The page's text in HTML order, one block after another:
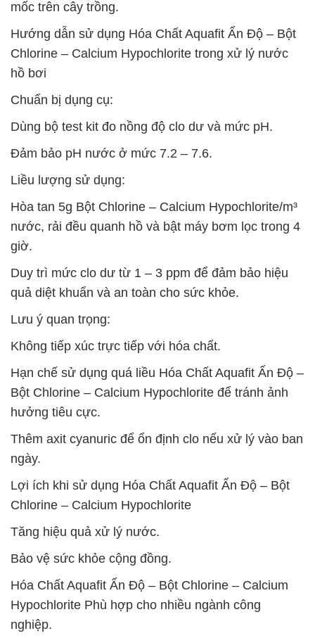
mốc trên cây trồng.
Hướng dẫn sử dụng Hóa Chất Aquafit Ấn Độ – Bột
Chlorine – Calcium Hypochlorite trong xử lý nước
hồ bơi
Chuẩn bị dụng cụ:
Dùng bộ test kit đo nồng độ clo dư và mức pH.
Đảm bảo pH nước ở mức 7.2 – 7.6.
Liều lượng sử dụng:
Hòa tan 5g Bột Chlorine – Calcium Hypochlorite/m³
nước, rải đều quanh hồ và bật máy bơm lọc trong 4
giờ.
Duy trì mức clo dư từ 1 – 3 ppm để đảm bảo hiệu
quả diệt khuẩn và an toàn cho sức khỏe.
Lưu ý quan trọng:
Không tiếp xúc trực tiếp với hóa chất.
Hạn chế sử dụng quá liều Hóa Chất Aquafit Ấn Độ –
Bột Chlorine – Calcium Hypochlorite để tránh ảnh
hưởng tiêu cực.
Thêm axit cyanuric để ổn định clo nếu xử lý vào ban
ngày.
Lợi ích khi sử dụng Hóa Chất Aquafit Ấn Độ – Bột
Chlorine – Calcium Hypochlorite
Tăng hiệu quả xử lý nước.
Bảo vệ sức khỏe cộng đồng.
Hóa Chất Aquafit Ấn Độ – Bột Chlorine – Calcium
Hypochlorite Phù hợp cho nhiều ngành công
nghiệp.